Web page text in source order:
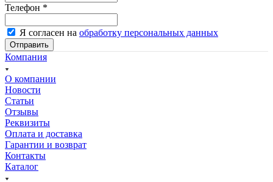
Телефон *
Я согласен на обработку персональных данных
Отправить
Компания
О компании
Новости
Статьи
Отзывы
Реквизиты
Оплата и доставка
Гарантии и возврат
Контакты
Каталог